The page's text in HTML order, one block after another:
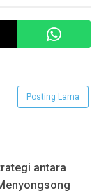
Posting Lama
antara